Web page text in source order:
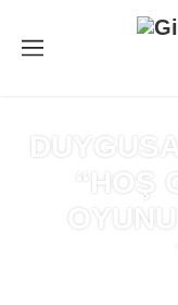
“HOŞ